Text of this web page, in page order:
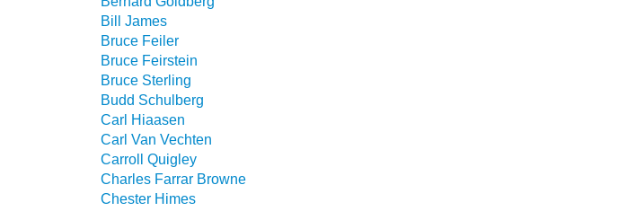
Bill James
Bruce Feiler
Bruce Feirstein
Bruce Sterling
Budd Schulberg
Carl Hiaasen
Carl Van Vechten
Carroll Quigley
Charles Farrar Browne
Chester Himes